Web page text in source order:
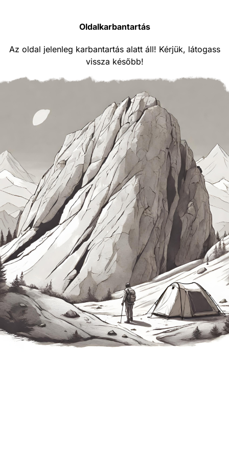
Oldalkarbantartás
Az oldal jelenleg karbantartás alatt áll! Kérjük, látogass
vissza később!